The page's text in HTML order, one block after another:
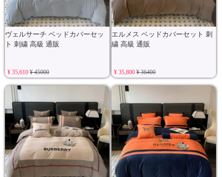
ヴェルサーチ ベッドカバーセッ
ト 刺繍 高級 通販
¥ 35,610¥ 45000
エルメス ベッドカバーセット 刺
繍 高級 通販
¥ 35,800¥ 36400